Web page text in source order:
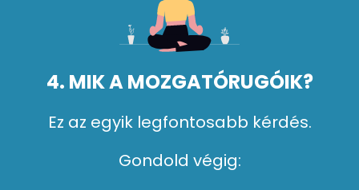
4. MIK A MOZGATÓRUGÓIK?
Ez az egyik legfontosabb kérdés.
Gondold végig: